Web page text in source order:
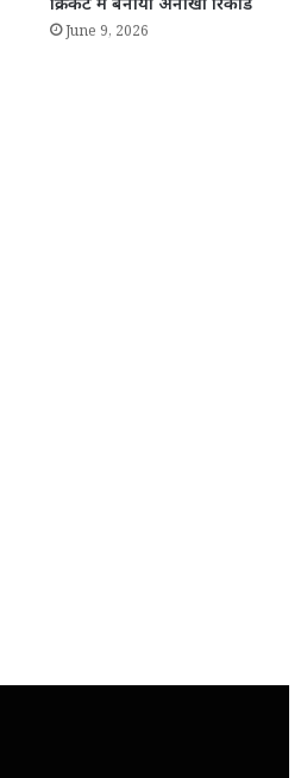
क्रिकेट में बनाया अनोखा रिकॉर्ड
June 9, 2026